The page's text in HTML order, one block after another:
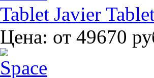
Javier
Цена: от 49670